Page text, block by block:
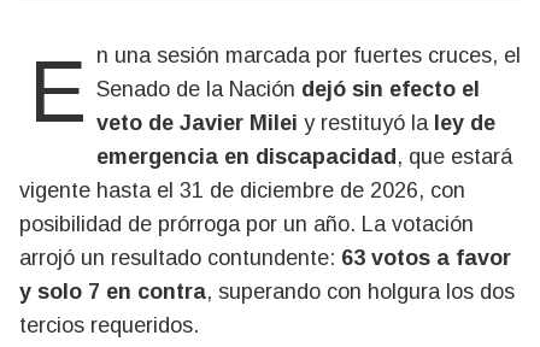
En una sesión marcada por fuertes cruces, el Senado de la Nación dejó sin efecto el
veto de Javier Milei y restituyó la ley de
emergencia en discapacidad, que estará
vigente hasta el 31 de diciembre de 2026, con
posibilidad de prórroga por un año. La votación
arrojó un resultado contundente: 63 votos a favor
y solo 7 en contra, superando con holgura los dos
tercios requeridos.